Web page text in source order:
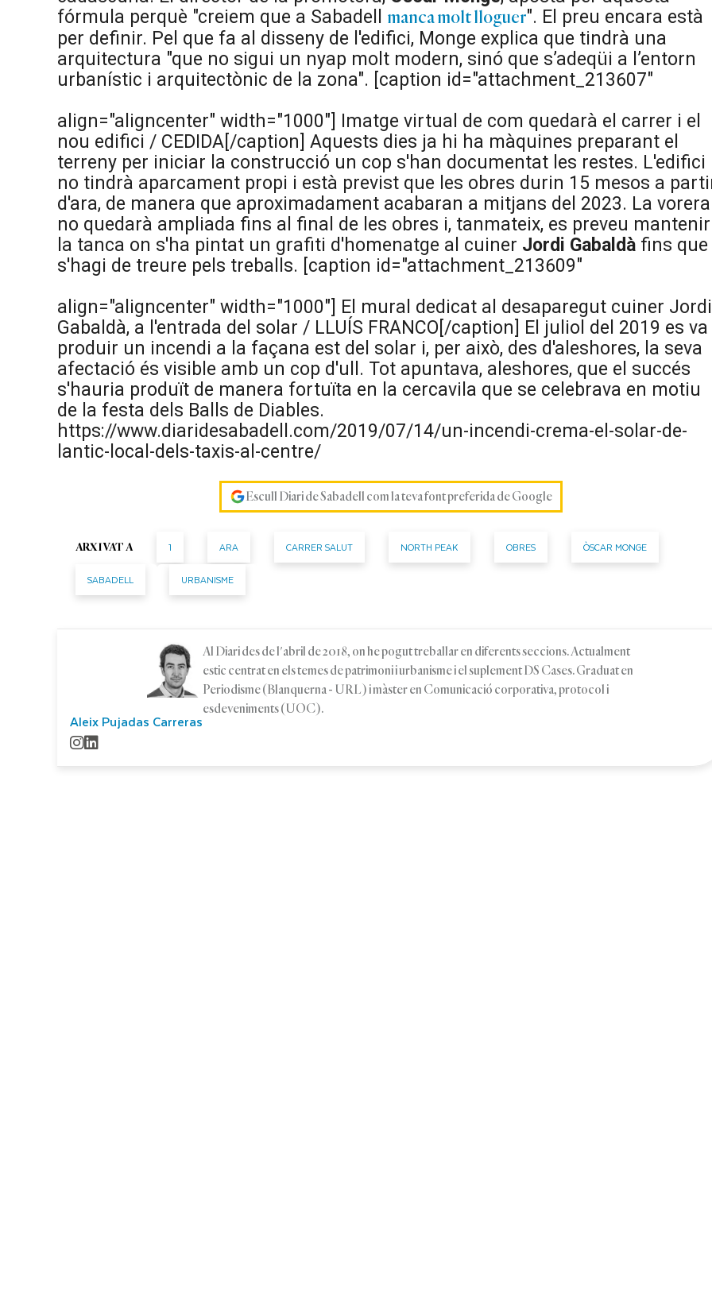
fórmula perquè "creiem que a Sabadell manca molt lloguer". El preu encara està
per definir. Pel que fa al disseny de l'edifici, Monge explica que tindrà una
arquitectura "que no sigui un nyap molt modern, sinó que s’adeqüi a l’entorn
urbanístic i arquitectònic de la zona". [caption id="attachment_213607"
align="aligncenter" width="1000"] Imatge virtual de com quedarà el carrer i el
nou edifici / CEDIDA[/caption] Aquests dies ja hi ha màquines preparant el
terreny per iniciar la construcció un cop s'han documentat les restes. L'edifici
no tindrà aparcament propi i està previst que les obres durin 15 mesos a
d'ara, de manera que aproximadament acabaran a mitjans del 2023. La vorera
no quedarà ampliada fins al final de les obres i, tanmateix, es preveu mantenir
la tanca on s'ha pintat un grafiti d'homenatge al cuiner Jordi Gabaldà fins que
s'hagi de treure pels treballs. [caption id="attachment_213609"
align="aligncenter" width="1000"] El mural dedicat al desaparegut cuiner Jordi
Gabaldà, a l'entrada del solar / LLUÍS FRANCO[/caption] El juliol del 2019 es va
produir un incendi a la façana est del solar i, per això, des d'aleshores, la seva
afectació és visible amb un cop d'ull. Tot apuntava, aleshores, que el succés
s'hauria produït de manera fortuïta en la cercavila que se celebrava en motiu
de la festa dels Balls de Diables.
https://www.diaridesabadell.com/2019/07/14/un-incendi-crema-el-solar-de-
lantic-local-dels-taxis-al-centre/
Escull Diari de Sabadell com la teva font preferida de Google
ARXIVAT A 1 ARA CARRER SALUT NORTH PEAK OBRES ÒSCAR MONGE
SABADELL URBANISME
Aleix Pujadas Carreras
Al Diari des de l'abril de 2018, on he pogut treballar en diferents seccions. Actualment
estic centrat en els temes de patrimoni i urbanisme i el suplement DS Cases. Graduat en
Periodisme (Blanquerna - URL) i màster en Comunicació corporativa, protocol i
esdeveniments (UOC).